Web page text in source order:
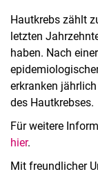
Hautkrebs zählt
letzten
haben. Nach
erkranken
des Hautkrebses.
Für weitere
hier.
Mit freundlicher